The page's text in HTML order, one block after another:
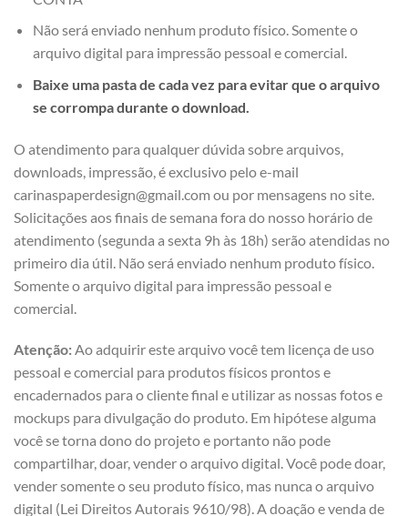
Não será enviado nenhum produto físico. Somente o
arquivo digital para impressão pessoal e comercial.
Baixe uma pasta de cada vez para evitar que o arquivo
se corrompa durante o download.
O atendimento para qualquer dúvida sobre arquivos,
downloads, impressão, é exclusivo pelo e-mail
carinaspaperdesign@gmail.com ou por mensagens no site.
Solicitações aos finais de semana fora do nosso horário de
atendimento (segunda a sexta 9h às 18h) serão atendidas no
primeiro dia útil. Não será enviado nenhum produto físico.
Somente o arquivo digital para impressão pessoal e
comercial.
Atenção:Ao adquirir este arquivo você tem licença de uso
pessoal e comercial para produtos físicos prontos e
encadernados para o cliente final e utilizar as nossas fotos e
mockups para divulgação do produto. Em hipótese alguma
você se torna dono do projeto e portanto não pode
compartilhar, doar, vender o arquivo digital. Você pode doar,
vender somente o seu produto físico, mas nunca o arquivo
digital (Lei Direitos Autorais 9610/98). A doação e venda de